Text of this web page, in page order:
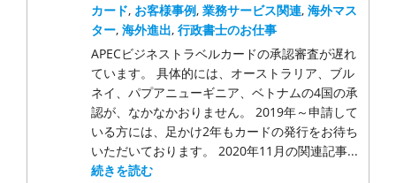
カード, お客様事例,業務サービス関連,海外マス
ター,海外進出,行政書士のお仕事
APECビジネストラベルカードの承認審査が遅れ
ています。 具体的には、オーストラリア、ブル
ネイ、パプアニューギニア、ベトナムの4国の承
認が、なかなかおりません。 2019年～申請して
いる方には、足かけ2年もカードの発行をお待ち
いただいております。 2020年11月の関連記事...
続きを読む